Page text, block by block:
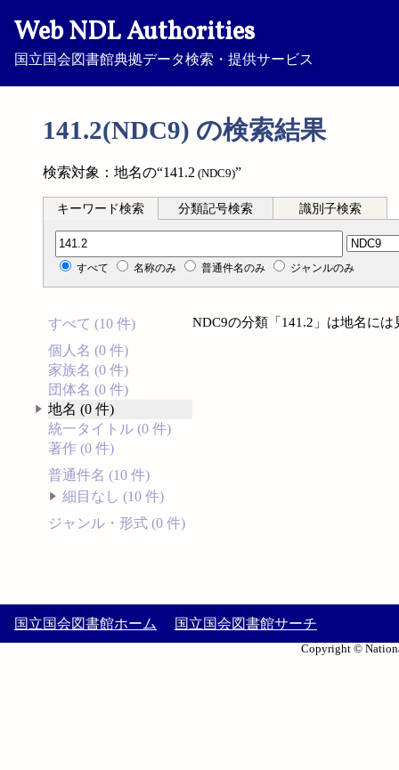
Web NDL Authorities
国立国会図書館典拠データ検索・提供サービス
141.2(NDC9) の検索結果
検索対象：地名の“141.2 (NDC9)”
キーワード検索 分類記号検索 識別子検索
分類記号検索
すべて 名称のみ 普通件名のみ ジャンルのみ
すべて (10 件)
個人名 (0 件)
家族名 (0 件)
団体名 (0 件)
地名 (0 件)
統一タイトル (0 件)
著作 (0 件)
普通件名 (10 件)
細目なし (10 件)
ジャンル・形式 (0 件)
NDC9の分類「141.2」は地名に
国立国会図書館ホーム 国立国会図書館サーチ
Copyright ©